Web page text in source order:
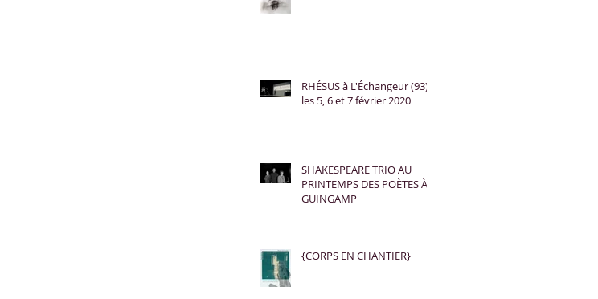
RHÉSUS à L'Échangeur (93)
les 5, 6 et 7 février 2020
SHAKESPEARE TRIO AU
PRINTEMPS DES POÈTES À
GUINGAMP
{CORPS EN CHANTIER}